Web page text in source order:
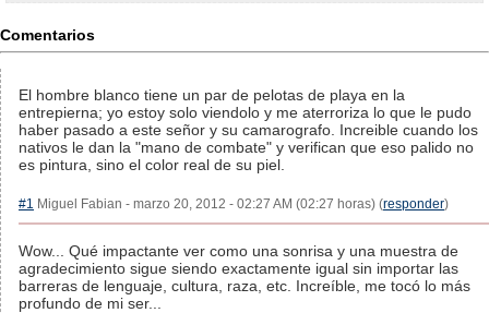
Comentarios
El hombre blanco tiene un par de pelotas de playa en la
entrepierna; yo estoy solo viendolo y me aterroriza lo que le pudo
haber pasado a este señor y su camarografo. Increible cuando los
nativos le dan la "mano de combate" y verifican que eso palido no
es pintura, sino el color real de su piel.
#1 Miguel Fabian - marzo 20, 2012 - 02:27 AM (02:27 horas) (responder)
Wow... Qué impactante ver como una sonrisa y una muestra de
agradecimiento sigue siendo exactamente igual sin importar las
barreras de lenguaje, cultura, raza, etc. Increíble, me tocó lo más
profundo de mi ser...